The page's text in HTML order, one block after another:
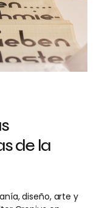
de la
diseño, arte y